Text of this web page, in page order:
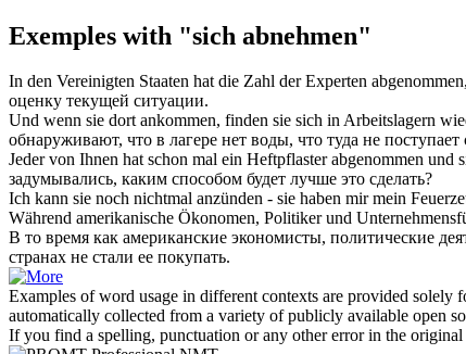
Exemples with "sich abnehmen"
In den Vereinigten Staaten hat die Zahl der Experten abgenommen
оценку текущей ситуации.
Und wenn sie dort ankommen, finden sie sich in Arbeitslagern
обнаруживают, что в лагере нет воды, что туда не
Jeder von Ihnen hat schon mal ein Heftpflasterabgenommen und
задумывались, каким способом будет лучше это сделать?
Ich kann sie noch nichtmal anzünden - sie haben mir mein
Während amerikanische Ökonomen, Politiker und
В то время как американские экономисты, политические
странах не стали ее покупать.
Examples of word usage in different contexts are provided solely
automatically collected from a variety of publicly available open
If you find a spelling, punctuation or any other error in the